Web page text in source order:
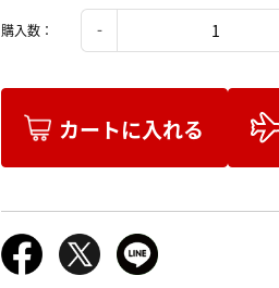
購入数：
カートに入れる